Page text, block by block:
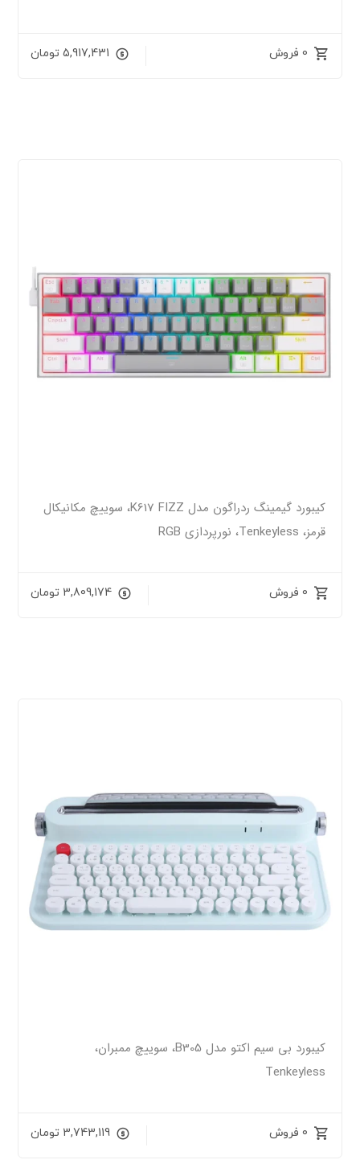
0 فروش 5,917,431 تومان
کیبورد گیمینگ ردراگون مدل K617 FIZZ، سوییچ مکانیکال
قرمز، Tenkeyless، نورپردازی RGB
0 فروش 3,809,174 تومان
کیبورد بی سیم اکتو مدل B305، سوییچ ممبران،
Tenkeyless
0 فروش 3,743,119 تومان